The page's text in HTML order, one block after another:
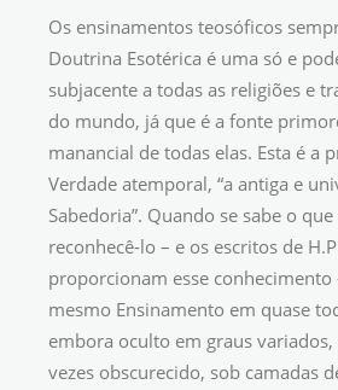
Os ensinamentos teosóficos
Doutrina Esotérica é uma só e
subjacente a todas as religiões e
do mundo, já que é a fonte
manancial de todas elas. Esta é a
Verdade atemporal, “a antiga e
Sabedoria”. Quando se sabe o
reconhecê-lo – e os escritos de
proporcionam esse conhecimento
mesmo Ensinamento em quase
embora oculto em graus
vezes obscurecido, sob camadas